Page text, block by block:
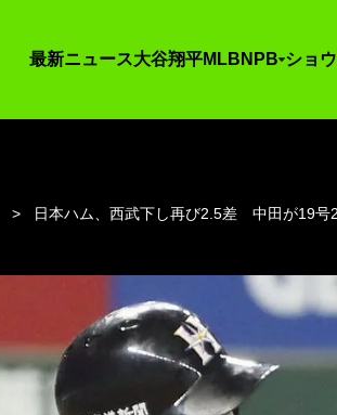
最新ニュース大谷翔平MLB NPB ショ
日本ハム、西武下し再び2.5差 中田が19号